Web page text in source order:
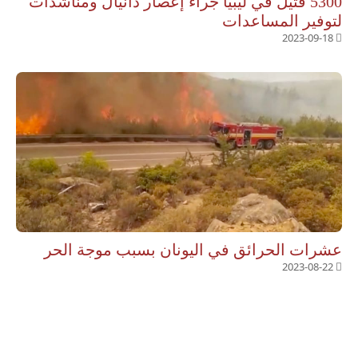
لتوفير المساعدات
2023-09-18
عشرات الحرائق في اليونان بسبب موجة الحر
2023-08-22